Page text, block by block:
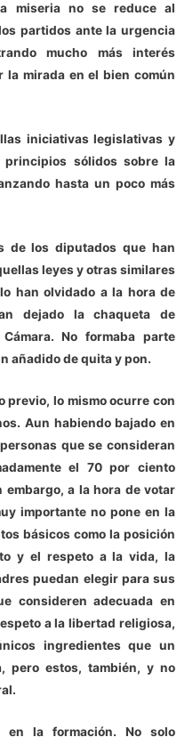
miseria no se reduce al
partidos ante la urgencia
mucho más interés
mirada en el bien común
iniciativas legislativas y
sólidos sobre la
hasta un poco más
de los diputados que han
leyes y otras similares
han olvidado a la hora de
dejado la chaqueta de
No formaba parte
añadido de quita y pon.
previo, lo mismo ocurre con
Aun habiendo bajado en
que se consideran
el 70 por ciento
a la hora de votar
importante no pone en la
básicos como la posición
y el respeto a la vida, la
puedan elegir para sus
consideren adecuada en
a la libertad religiosa,
ingredientes que un
pero estos, también, y no
en la formación. No solo